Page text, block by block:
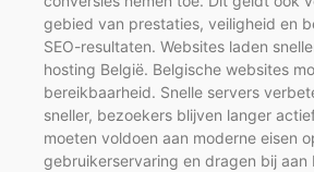
gebied van prestaties, veiligheid en
SEO-resultaten. Websites laden
hosting België. Belgische websites
bereikbaarheid. Snelle servers
sneller, bezoekers blijven langer
moeten voldoen aan moderne eisen
gebruikerservaring en dragen bij aan